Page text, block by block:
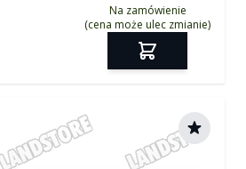
Na zamówienie
(cena może ulec zmianie)